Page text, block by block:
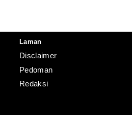
Laman
Disclaimer
Pedoman
Redaksi